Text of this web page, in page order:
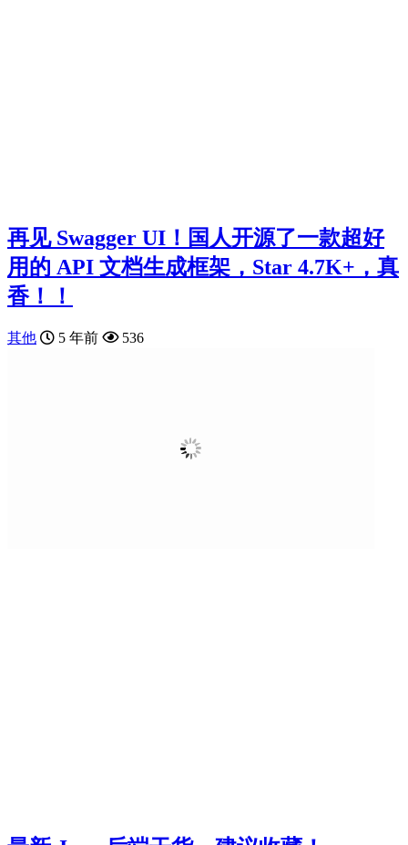
再见 Swagger UI！国人开源了一款超好
用的 API 文档生成框架，Star 4.7K+，真
香！！
其他 5 年前 536